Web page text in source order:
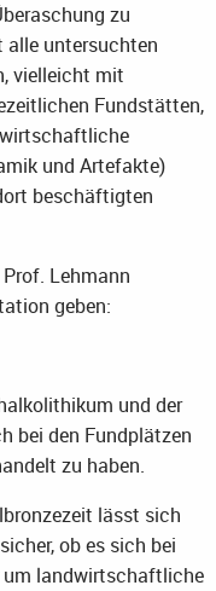
zu
alle untersuchten
vielleicht mit
Fundstätten,
und Artefakte)
beschäftigten
Lehmann
geben:
und der
bei den Fundplätzen
zu haben.
lässt sich
ob es sich bei
um landwirtschaftliche